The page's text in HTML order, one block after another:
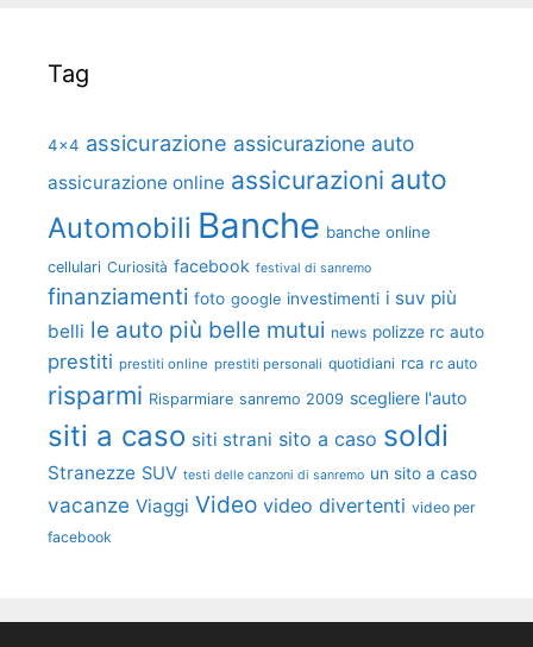
Tag
4x4 assicurazione assicurazione auto
assicurazione online assicurazioni auto
Automobili Banche banche online
cellulari Curiosità facebook festival di sanremo
finanziamenti foto google investimenti i suv più
belli le auto più belle mutui news polizze rc auto
prestiti prestiti online prestiti personali quotidiani rca rc auto
risparmi Risparmiare sanremo 2009 scegliere l'auto
siti a caso siti strani sito a caso soldi
Stranezze SUV testi delle canzoni di sanremo un sito a caso
vacanze Viaggi Video video divertenti video per
facebook